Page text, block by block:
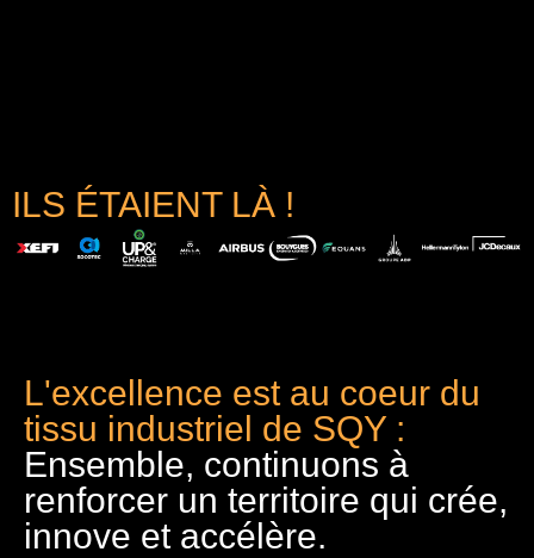
ILS ÉTAIENT LÀ !
L'excellence est au coeur du
tissu industriel de SQY :
Ensemble, continuons à
renforcer un territoire qui crée,
innove et accélère.